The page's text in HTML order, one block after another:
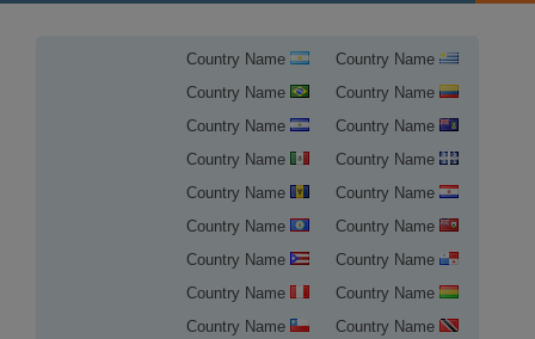
Country Name
Country Name
Country Name
Country Name
Country Name
Country Name
Country Name
Country Name
Country Name
Country Name
Country Name
Country Name
Country Name
Country Name
Country Name
Country Name
Country Name
Country Name